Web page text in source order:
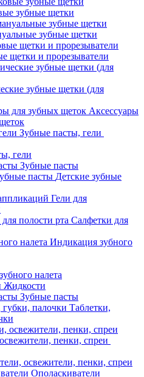
зубные щетки
зубные щетки
щетки и прорезыватели
зубные щетки (для
Аксессуары
Зубные пасты, гели
гели
Зубные пасты
Детские зубные
Гели для
Салфетки для
Индикация зубного
налета
Жидкости
Зубные пасты
Таблетки,
пенки, спреи
освежители, пенки, спреи
Ополаскиватели